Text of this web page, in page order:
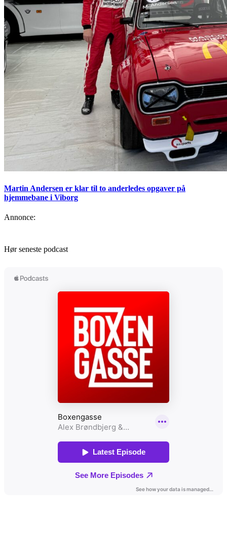
Martin Andersen er klar til to anderledes opgaver på
hjemmebane i Viborg
Annonce:
Hør seneste podcast